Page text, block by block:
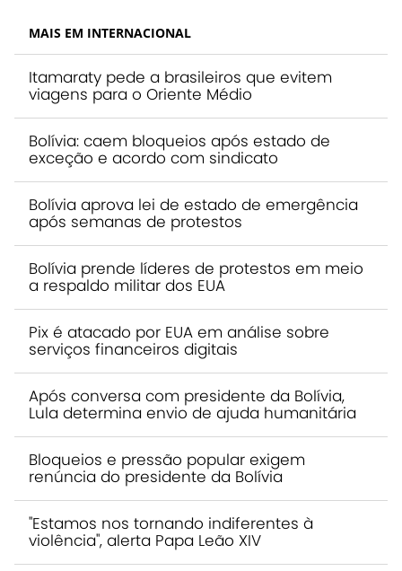
MAIS EM INTERNACIONAL
Itamaraty pede a brasileiros que evitem
viagens para o Oriente Médio
Bolívia: caem bloqueios após estado de
exceção e acordo com sindicato
Bolívia aprova lei de estado de emergência
após semanas de protestos
Bolívia prende líderes de protestos em meio
a respaldo militar dos EUA
Pix é atacado por EUA em análise sobre
serviços financeiros digitais
Após conversa com presidente da Bolívia,
Lula determina envio de ajuda humanitária
Bloqueios e pressão popular exigem
renúncia do presidente da Bolívia
"Estamos nos tornando indiferentes à
violência", alerta Papa Leão XIV